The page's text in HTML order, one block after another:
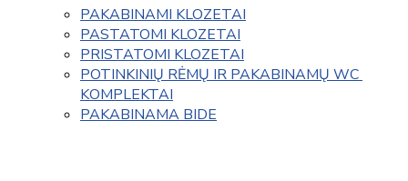
PAKABINAMI KLOZETAI
PASTATOMI KLOZETAI
PRISTATOMI KLOZETAI
POTINKINIŲ RĖMŲ IR PAKABINAMŲ WC
KOMPLEKTAI
PAKABINAMA BIDE